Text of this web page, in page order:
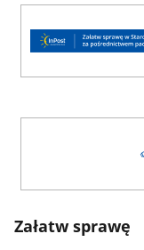
Załatw sprawę